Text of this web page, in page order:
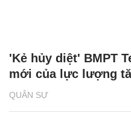
QUÂN SỰ
'Kẻ hủy diệt' BMPT
mới của lực lượng